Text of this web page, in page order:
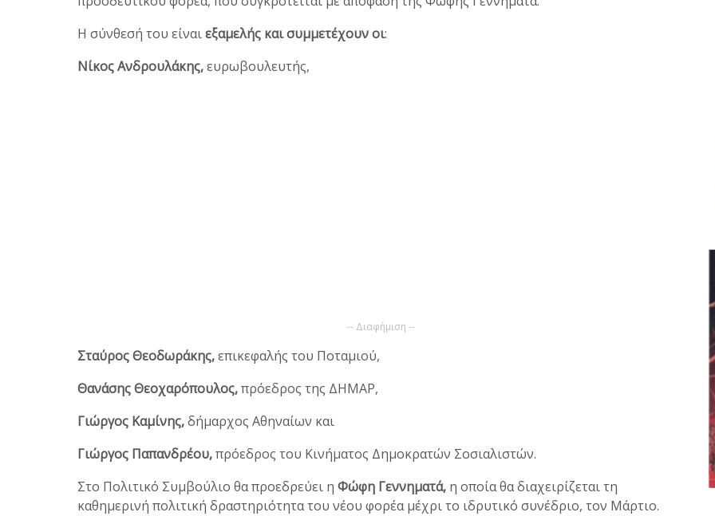
Η σύνθεσή του είναιεξαμελής και συμμετέχουν οι:
Νίκος Ανδρουλάκης,ευρωβουλευτής,
-- Διαφήμιση --
Σταύρος Θεοδωράκης,επικεφαλής του Ποταμιού,
Θανάσης Θεοχαρόπουλος,πρόεδρος της ΔΗΜΑΡ,
Γιώργος Καμίνης,δήμαρχος Αθηναίων και
Γιώργος Παπανδρέου,πρόεδρος του Κινήματος Δημοκρατών Σοσιαλιστών.
Στο Πολιτικό Συμβούλιο θα προεδρεύει η Φώφη Γεννηματά, η οποία θα διαχειρίζεται τη
καθημερινή πολιτική δραστηριότητα του νέου φορέα μέχρι το ιδρυτικό συνέδριο, τον Μάρτιο.